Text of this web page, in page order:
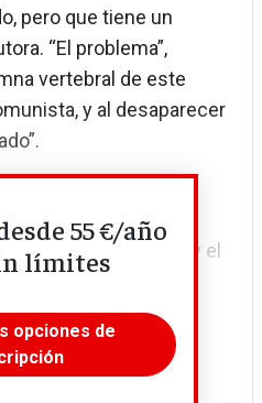
pero que tiene un
“El problema”,
vertebral de este
y al desaparecer
de muchos
como las de la
por el carbón y el
55 €/año
límites
opciones de